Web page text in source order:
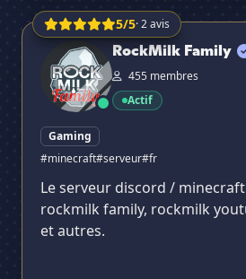
5/5· 2 avis
RockMilk Family
RockMilk Family
455 membres
Actif
Gaming
#minecraft#serveur#fr
Le serveur discord /
rockmilk family, rockmilk
et autres.